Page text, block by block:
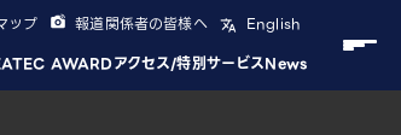
AWARDアクセス/特別サービスNews
ップ 報道関係者の皆様へ English